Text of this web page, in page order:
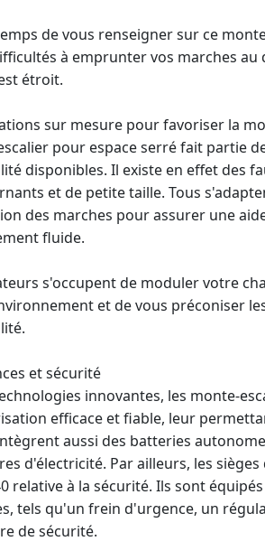
de vous renseigner sur ce
à emprunter vos marches
étroit.
sur mesure pour favoriser la
pour espace serréfait partie
disponibles. Il existe en effet des
et de petite taille. Tous
des marches pour assurer une
fluide.
s'occupent de moduler votre
et de vous préconiser
et sécurité
innovantes, les monte-
efficace et fiable, leur
aussi des batteries
d'électricité. Par ailleurs, les
relative à la sécurité. Ils sont
tels qu'un frein d'urgence, un
de sécurité.